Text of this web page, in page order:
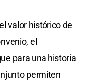
valor histórico de
el
para una historia
permiten